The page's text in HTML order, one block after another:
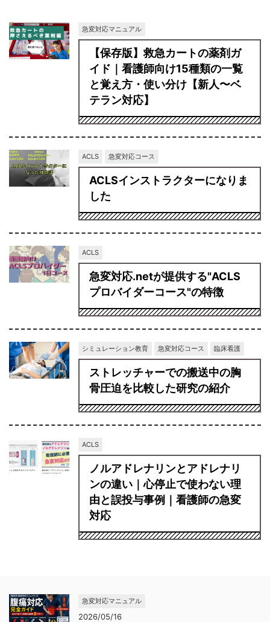
急変対応マニュアル
【保存版】救急カートの薬剤ガ
イド｜看護師向け15種類の一覧
と覚え方・使い分け【新人〜ベ
テラン対応】
ACLS 急変対応コース
ACLSインストラクターになりま
した
ACLS
急変対応.netが提供する"ACLS
プロバイダーコース"の特徴
シミュレーション教育 急変対応コース 臨床看護
ストレッチャーでの搬送中の胸
骨圧迫を比較した研究の紹介
ACLS
ノルアドレナリンとアドレナリ
ンの違い｜心停止で使わない理
由と誤投与事例｜看護師の急変
対応
急変対応マニュアル
2026/05/16